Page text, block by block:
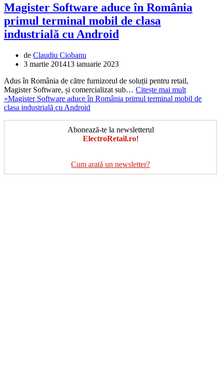
Magister Software aduce în România
primul terminal mobil de clasa
industrială cu Android
de Claudiu Ciobanu
3 martie 201413 ianuarie 2023
Adus în România de către furnizorul de soluții pentru retail,
Magister Software, și comercializat sub… Citește mai mult
»Magister Software aduce în România primul terminal mobil de
clasa industrială cu Android
Abonează-te la newsletterul
ElectroRetail.ro!
Cum arată un newsletter?